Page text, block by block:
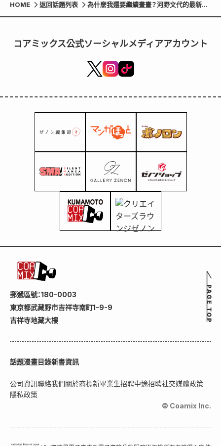
HOME 返回話題列表
為什麼我還要繼續畫畫？河野文代的最新短
篇小說《致藝術家》由 Zenon 編輯部出版。
コアミックス公式ソーシャルメディアアカウント
郵遞區號：180-0003
東京都武藏野市吉祥寺南町1-9-9
吉祥寺地藏大樓
話題漫畫目錄新書資訊
公司資訊聯絡我們關於商標新畢業生招聘中途招聘社交媒體政策
隱私政策
© Coamix Inc.